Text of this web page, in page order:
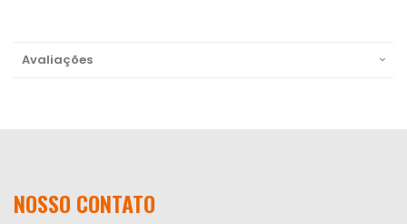
Avaliações
NOSSO CONTATO